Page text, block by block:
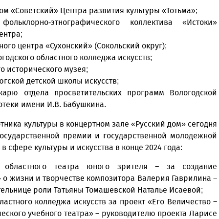
Центра развития культуры «Тотьма»;
этнографического коллектива «Истоки»
центра «Сухонский» (Сокольский округ);
областного колледжа искусств;
исторического музея;
детской школы искусств;
отдела просветительских программ Вологодской
имени И.В. Бабушкина.
культуры в концертном зале «Русский дом» сегодня
премии и государственной молодежной
культуры и искусства в конце 2024 года:
областного театра юного зрителя – за создание
жизни и творчестве композитора Валерия Гаврилина –
роли Татьяны Томашевской Наталье Исаевой;
колледжа искусств за проект «Его Величество –
учебного театра» – руководителю проекта Ларисе